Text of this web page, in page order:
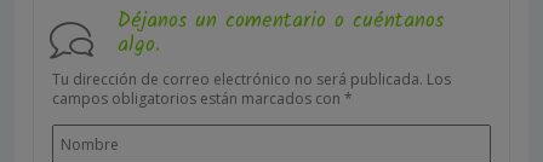
Déjanos un comentario o cuéntanos
algo.
Tu dirección de correo electrónico no será publicada. Los
campos obligatorios están marcados con *